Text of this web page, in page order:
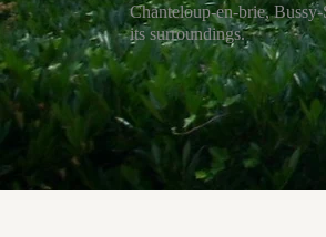
Chanteloup-en-brie,
its surroundings.